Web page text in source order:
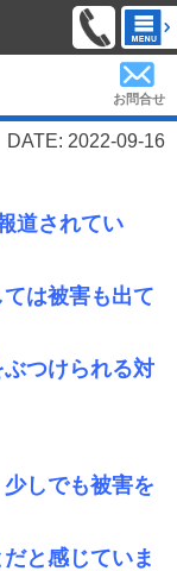
お問合せ
DATE: 2022-09-16
道されてい
は被害も出て
つけられる対
しでも被害を
と感じていま